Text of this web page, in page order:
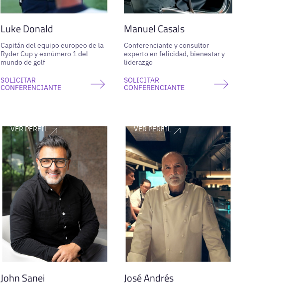
Luke Donald
Capitán del equipo europeo de la
Ryder Cup y exnúmero 1 del
mundo de golf
SOLICITAR
CONFERENCIANTE
Manuel Casals
Conferenciante y consultor
experto en felicidad, bienestar y
liderazgo
SOLICITAR
CONFERENCIANTE
VER PERFIL
John Sanei
VER PERFIL
José Andrés